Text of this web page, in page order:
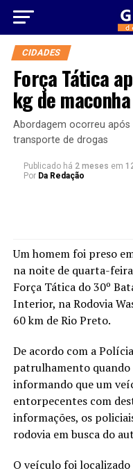
CIDADES
Força Tática
kg de
Abordagem ocorreu
transporte de drogas
Publicado há 2 meses em
Por Da Redação
Um homem foi preso
na noite de quarta-
Força Tática do 30º
Interior, na Rodovia
60 km de Rio Preto.
De acordo com a
patrulhamento quando
informando que um
entorpecentes com
informações, os
rodovia em busca do
O veículo foi